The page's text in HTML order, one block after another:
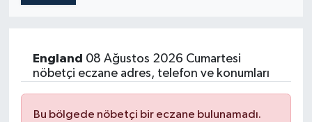
England 08 Ağustos 2026 Cumartesi
nöbetçi eczane adres, telefon ve konumları
Bu bölgede nöbetçi bir eczane bulunamadı.